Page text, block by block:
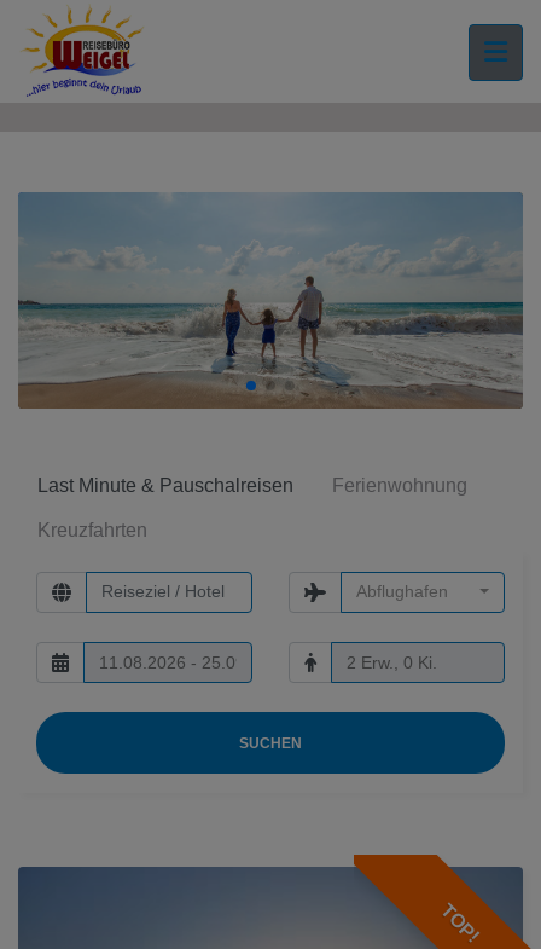
Last Minute & Pauschalreisen Ferienwohnung
Kreuzfahrten
Abflughafen
SUCHEN
TOP!